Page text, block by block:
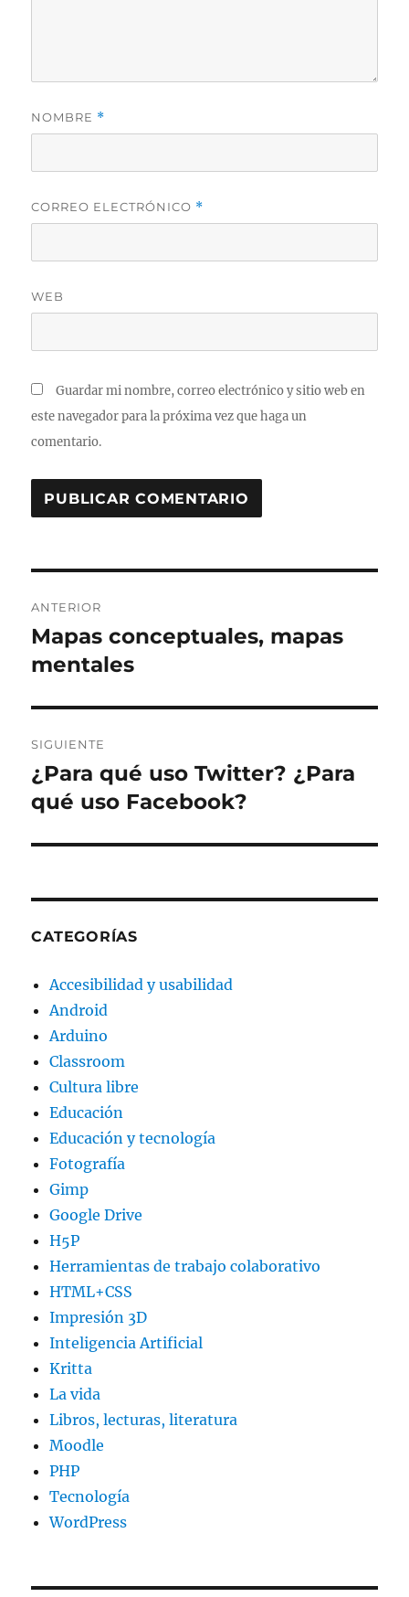
NOMBRE *
CORREO ELECTRÓNICO *
WEB
Guardar mi nombre, correo electrónico y sitio web en
este navegador para la próxima vez que haga un
comentario.
de
entradas
ANTERIOR
Entrada
anterior:
Mapas conceptuales, mapas
mentales
SIGUIENTE
Entrada
siguiente:
¿Para qué uso Twitter? ¿Para
qué uso Facebook?
CATEGORÍAS
Accesibilidad y usabilidad
Android
Arduino
Classroom
Cultura libre
Educación
Educación y tecnología
Fotografía
Gimp
Google Drive
H5P
Herramientas de trabajo colaborativo
HTML+CSS
Impresión 3D
Inteligencia Artificial
Kritta
La vida
Libros, lecturas, literatura
Moodle
PHP
Tecnología
WordPress